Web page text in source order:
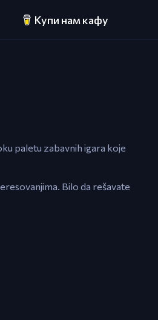
Купи нам кафу
paletu zabavnih igara koje
Bilo da rešavate